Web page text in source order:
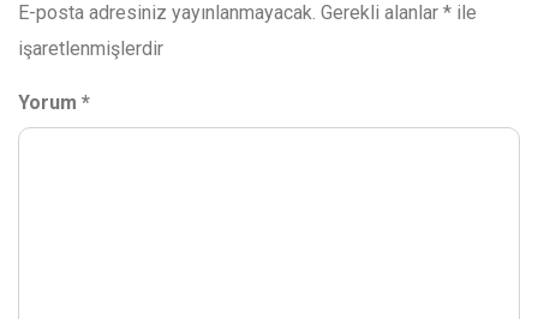
E-posta adresiniz yayınlanmayacak. Gerekli alanlar * ile
işaretlenmişlerdir
Yorum *